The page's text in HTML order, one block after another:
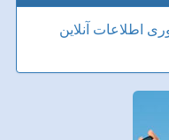
اطلاعات آنلاین